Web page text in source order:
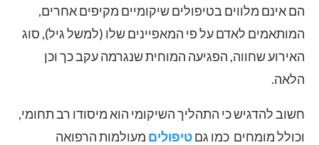
הם אינם מלווים בטיפולים שיקומיים מקיפים אחרים,
המותאמים לאדם על פי המאפיינים שלו (למשל גיל), סוג
האירוע שחווה, הפגיעה המוחית שנגרמה עקב כך וכן
הלאה.
חשוב להדגיש כי התהליך השיקומי הוא מיסודו רב תחומי,
וכולל מומחים כמו גםטיפולים מעולמות הרפואה